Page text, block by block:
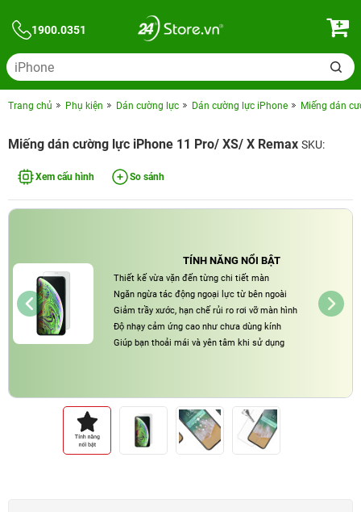
1900.0351
Trang chủ Phụ kiện Dán cường lực Dán cường lực iPhone Miếng dán
Miếng dán cường lực iPhone 11 Pro/ XS/ X Remax SKU:
Xem cấu hình So sánh
TÍNH NĂNG NỔI BẬT
Thiết kế vừa vặn đến từng chi tiết màn
Ngăn ngừa tác động ngoại lực từ bên ngoài
Giảm trầy xước, hạn chế rủi ro rơi vỡ màn hình
Độ nhạy cảm ứng cao như chưa dùng kính
Giúp bạn thoải mái và yên tâm khi sử dụng